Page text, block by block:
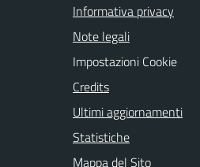
Informativa privacy
Note legali
Impostazioni Cookie
Credits
Ultimi aggiornamenti
Statistiche
Mappa del Sito